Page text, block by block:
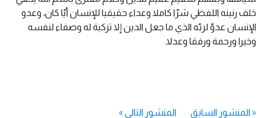
خلف رنينه اللفظي شرّا كاملا وعداء حقيقيا للإنسان أيّا كان، وعدو
الإنسان عدوّ لربّه الذي ما جعل الدين إلا تزكية له وصفاء لنفسه
وخيرا ورحمة ورفقا وعدلا.
«المنشور السابق المنشور التالي »